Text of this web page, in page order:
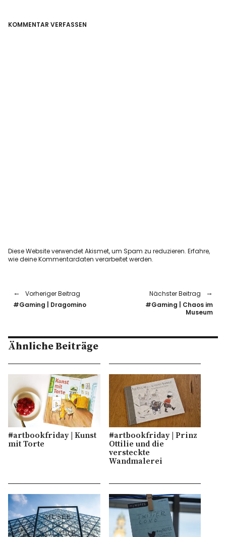
KOMMENTAR VERFASSEN
Diese Website verwendet Akismet, um Spam zu reduzieren.Erfahre,
wie deine Kommentardaten verarbeitet werden.
Vorheriger Beitrag
#Gaming | Dragomino
Nächster Beitrag
#Gaming | Chaos im
Museum
Ähnliche Beiträge
#artbookfriday | Kunst
mit Torte
#artbookfriday | Prinz
Ottilie und die
versteckte
Wandmalerei